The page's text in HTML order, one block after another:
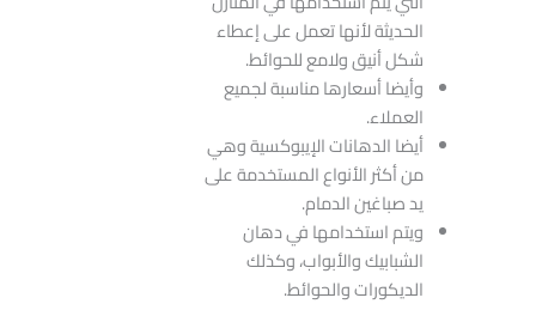
الحديثة لأنها تعمل على إعطاء
شكل أنيق ولامع للحوائط.
وأيضا أسعارها مناسبة لجميع
العملاء.
أيضا الدهانات الإيبوكسية وهي
من أكثر الأنواع المستخدمة على
يد صباغين الدمام.
ويتم استخدامها في دهان
الشبابيك والأبواب، وكذلك
الديكورات والحوائط.